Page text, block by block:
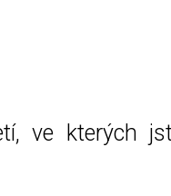
ve kterých